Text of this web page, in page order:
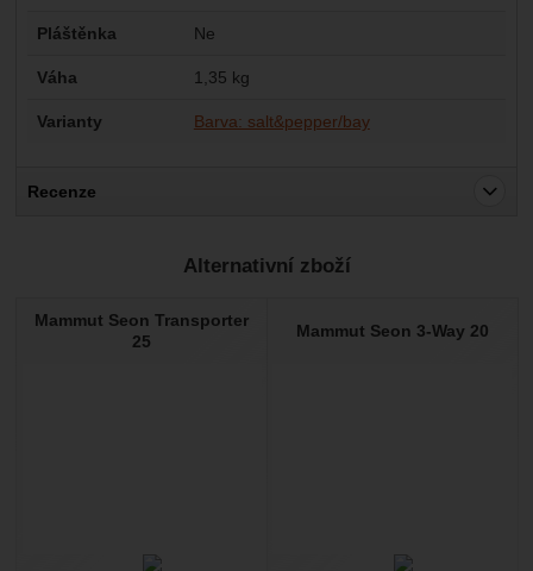
Pláštěnka Ne
Váha 1,35 kg
Varianty Barva: salt&pepper/bay
Recenze
Nebyla přidána žádná recenze.
Alternativní zboží
Mammut Seon Transporter
25
Mammut Seon 3-Way 20